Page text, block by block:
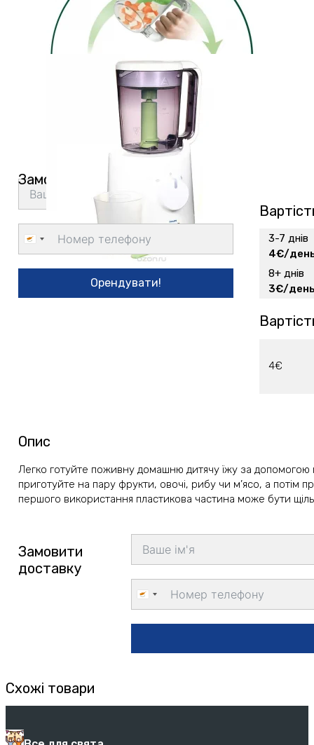
Замовити доставку
Cyprus
+357
Орендувати!
3-7 днів
4€/
8+ днів
3€/
4€
Опис
Легко готуйте поживну домашню дитячу їжу за допомогою
приготуйте на пару фрукти, овочі, рибу чи м’ясо, а потім
першого використання пластикова частина може бути
Замовити
доставку
Cyprus
+357
Схожі товари